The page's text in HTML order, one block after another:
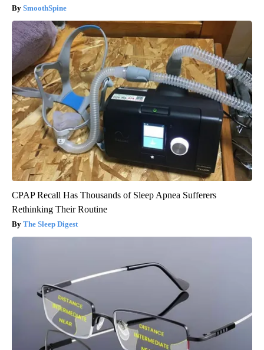
SmoothSpine
CPAP Recall Has Thousands of Sleep Apnea Sufferers
Rethinking Their Routine
The Sleep Digest